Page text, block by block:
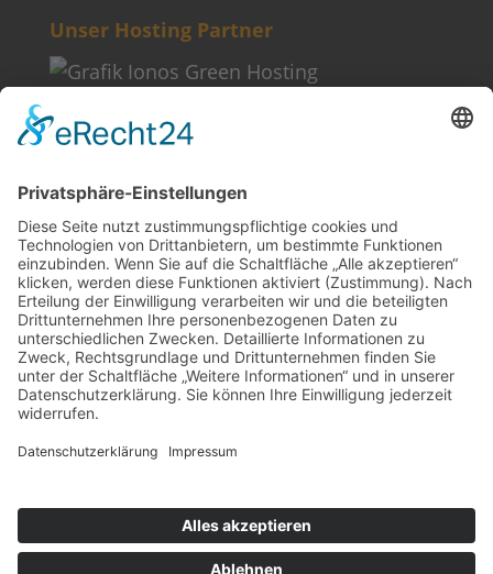
Unser Hosting Partner
Weitere Informationen
Kontakt
Newsletter
FAQ
Schlagworte
Datenschutz
Impressum